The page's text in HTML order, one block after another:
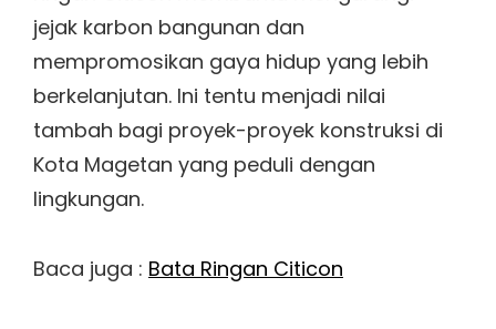
jejak karbon bangunan dan
mempromosikan gaya hidup yang lebih
berkelanjutan. Ini tentu menjadi nilai
tambah bagi proyek-proyek konstruksi di
Kota Magetan yang peduli dengan
lingkungan.
Baca juga : Bata Ringan Citicon